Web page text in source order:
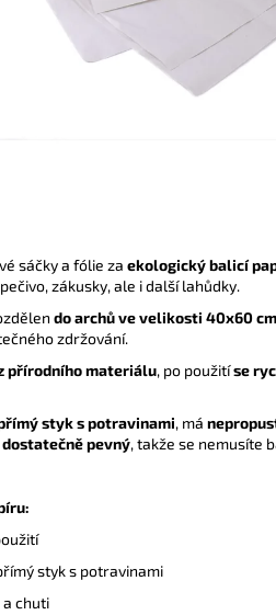
sáčky a fólie za ekologický balicí
zákusky, ale i další lahůdky.
do archů ve velikosti 40x60 cm
zdržování.
přírodního materiálu, po použitíse
styk s potravinami, má
pevný, takže se nemusíte
styk s potravinami
a chuti
24X24 1VRSTVÝ ¼ BÍLÝ